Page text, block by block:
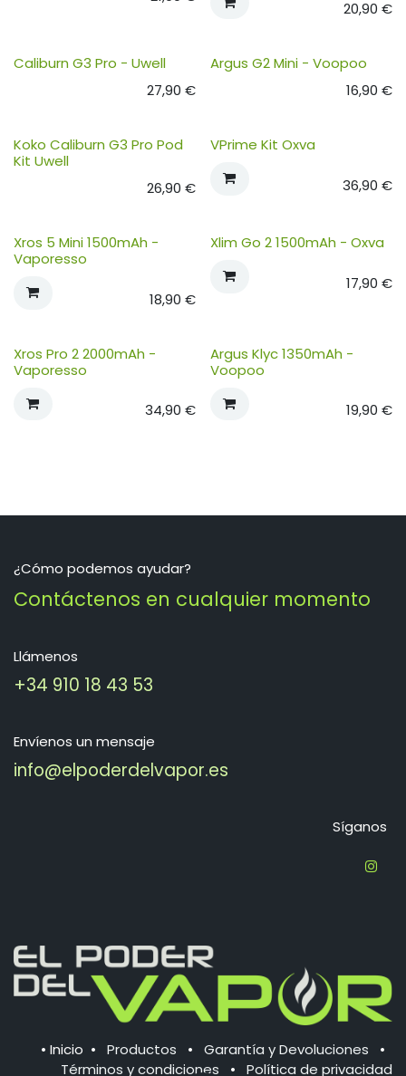
20,90 €
Caliburn G3 Pro - Uwell
27,90 €
Argus G2 Mini - Voopoo
16,90 €
Koko Caliburn G3 Pro Pod
Kit Uwell
26,90 €
VPrime Kit Oxva
36,90 €
Xros 5 Mini 1500mAh -
Vaporesso
18,90 €
Xlim Go 2 1500mAh - Oxva
17,90 €
Xros Pro 2 2000mAh -
Vaporesso
34,90 €
Argus Klyc 1350mAh -
Voopoo
19,90 €
¿Cómo podemos ayudar?
Contáctenos en cualquier momento
Llámenos
+34 910 18 43 53
Envíenos un mensaje
info@elpoderdelvapor.es
Síganos
• Inicio • Productos • Garantía y Devoluciones
•
Términos y condiciones
• Política de ​privacidad